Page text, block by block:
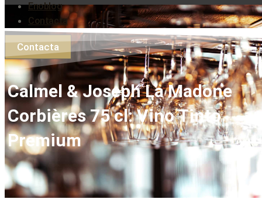
Enoblog
Contacta
Contacta
Calmel & Joseph La Madone
Corbières 75 cl: Vino Tinto
Premium